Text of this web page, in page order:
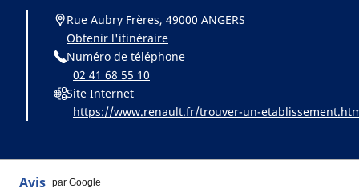
Rue Aubry Frères, 49000 ANGERS
Obtenir l'itinéraire
Numéro de téléphone
02 41 68 55 10
Site Internet
https://www.renault.fr/trouver-un-
Avis par Google